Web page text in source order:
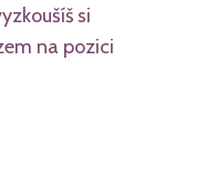
si
na pozici